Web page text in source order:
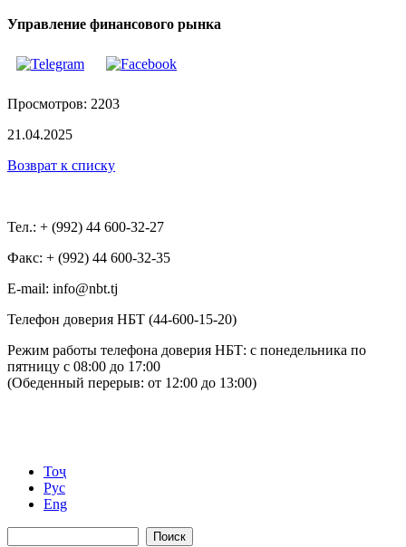
Управление финансового рынка
Просмотров: 2203
21.04.2025
Возврат к списку
Тел.: + (992) 44 600-32-27
Факс: + (992) 44 600-32-35
Е-mail: info@nbt.tj
Телефон доверия НБТ (44-600-15-20)
Режим работы телефона доверия НБТ: с понедельника по
пятницу с 08:00 до 17:00
(Обеденный перерыв: от 12:00 до 13:00)
Тоҷ
Рус
Eng
Поиск